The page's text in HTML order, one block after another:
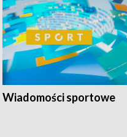
Wiadomości sportowe